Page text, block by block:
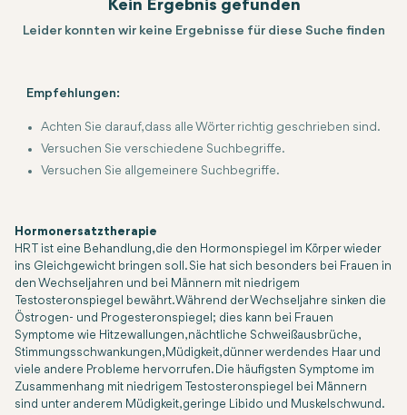
Kein Ergebnis gefunden
Leider konnten wir keine Ergebnisse für diese Suche finden
Empfehlungen:
Achten Sie darauf, dass alle Wörter richtig geschrieben sind.
Versuchen Sie verschiedene Suchbegriffe.
Versuchen Sie allgemeinere Suchbegriffe.
Hormonersatztherapie
HRT ist eine Behandlung, die den Hormonspiegel im Körper wieder
ins Gleichgewicht bringen soll. Sie hat sich besonders bei Frauen in
den Wechseljahren und bei Männern mit niedrigem
Testosteronspiegel bewährt. Während der Wechseljahre sinken die
Östrogen- und Progesteronspiegel; dies kann bei Frauen
Symptome wie Hitzewallungen, nächtliche Schweißausbrüche,
Stimmungsschwankungen, Müdigkeit, dünner werdendes Haar und
viele andere Probleme hervorrufen. Die häufigsten Symptome im
Zusammenhang mit niedrigem Testosteronspiegel bei Männern
sind unter anderem Müdigkeit, geringe Libido und Muskelschwund.